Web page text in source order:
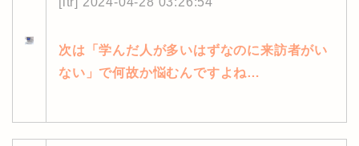
次は「学んだ人が多いはずなのに来訪者がい
ない」で何故か悩むんですよね…